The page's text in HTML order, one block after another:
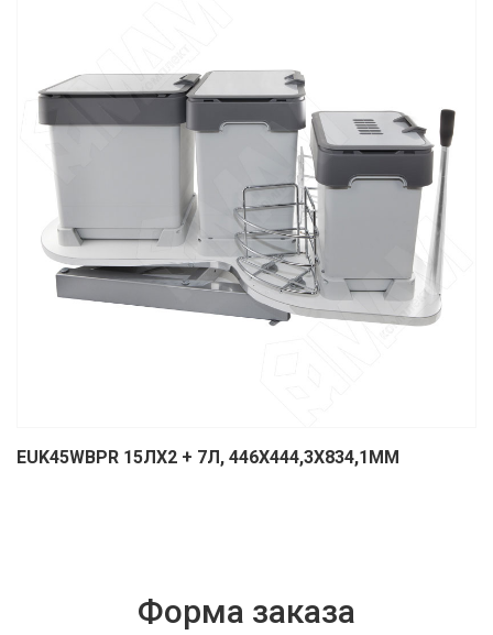
EUK45WBPR 15ЛХ2 + 7Л, 446Х444,3Х834,1ММ
Форма заказа